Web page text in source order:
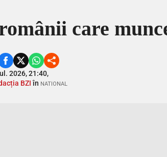
care
2026, 21:40,
BZIîn NATIONAL